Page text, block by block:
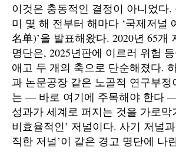
이것은 충동적인 결정이 아니었다.
미 몇 해 전부터 해마다 ‘국제저널
名单)’을 발표해왔다. 2020년 65개
명단은, 2025년판에 이르러 위험
애고 두 개의 축으로 단순해졌다.
과 논문공장 같은 노골적 연구부
는 — 바로 여기에 주목해야 한다
성과가 세계로 퍼지는 것을 가로막
비효율적인’ 저널이다. 사기 저널
직한 저널’이 같은 경고 명단에 나